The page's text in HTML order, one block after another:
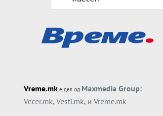
Vreme.mk е дел од Maxmedia Group:
Vecer.mk, Vesti.mk, и Vreme.mk